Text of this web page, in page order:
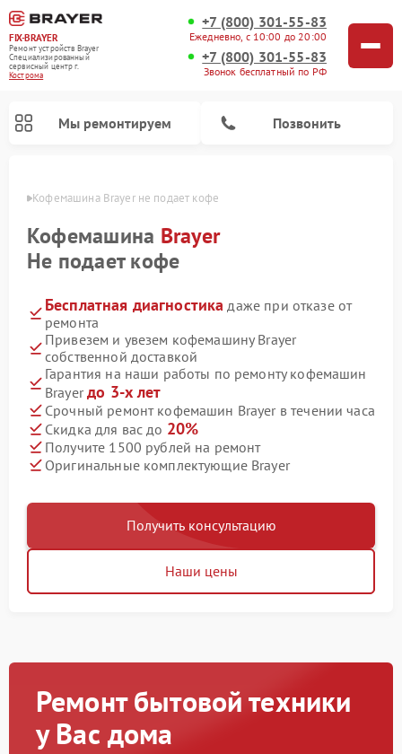
FIX-BRAYER
Ремонт устройств Brayer
Специализированный
cервисный центр г.
Кострома
+7 (800) 301-55-83
Ежедневно, с 10:00 до 20:00
+7 (800) 301-55-83
Звонок бесплатный по РФ
Мы ремонтируем Позвонить
Кофемашина Brayer не подает кофе
Кофемашина Brayer
Не подает кофе
Бесплатная диагностика даже при отказе от
ремонта
Привезем и увезем кофемашину Brayer
собственной доставкой
Гарантия на наши работы по ремонту кофемашин
Brayerдо 3-х лет
Срочный ремонт кофемашин Brayer в течении часа
Скидка для вас до 20%
Получите 1500 рублей на ремонт
Оригинальные комплектующие Brayer
Получить консультацию
Наши цены
Ремонт бытовой техники
у Вас дома